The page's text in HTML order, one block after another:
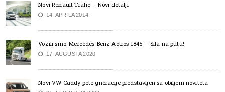
Novi Renault Trafic – Novi detalji
14. APRILA 2014.
Vozili smo: Mercedes-Benz Actros 1845 – Sila na putu!
17. AUGUSTA 2020.
Novi VW Caddy pete gneracije predstavljen sa obiljem noviteta